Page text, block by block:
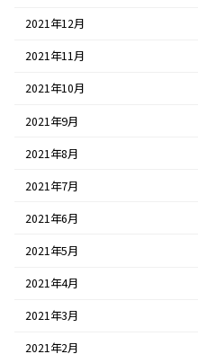
2021年12月
2021年11月
2021年10月
2021年9月
2021年8月
2021年7月
2021年6月
2021年5月
2021年4月
2021年3月
2021年2月